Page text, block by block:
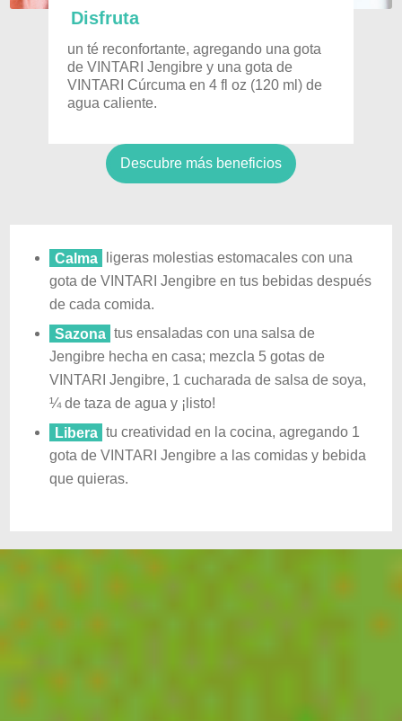
Disfruta
un té reconfortante, agregando una gota
de VINTARI Jengibre y una gota de
VINTARI Cúrcuma en 4 fl oz (120 ml) de
agua caliente.
Descubre más beneficios
Calma
ligeras molestias estomacales con una
gota de VINTARI Jengibre en tus bebidas después
de cada comida.
Sazona
tus ensaladas con una salsa de
Jengibre hecha en casa; mezcla 5 gotas de
VINTARI Jengibre, 1 cucharada de salsa de soya,
¼ de taza de agua y ¡listo!
Libera
tu creatividad en la cocina, agregando 1
gota de VINTARI Jengibre a las comidas y bebida
que quieras.